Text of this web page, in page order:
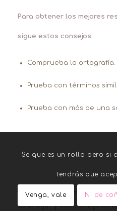
Para obtener los mejores
sigue estos consejos:
Comprueba la ortografía.
Prueba con términos
Prueba con más de una
© Copyright - Woolly Ellen - Enfold
Aviso legal Política de
Se que es un rollo pero si
tendrás que
Venga, vale Ni de